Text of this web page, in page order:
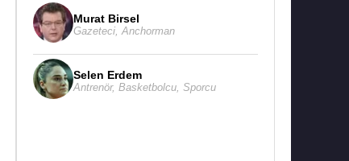
Murat Birsel
Gazeteci Anchorman
Selen Erdem
Antrenör, Basketbolcu Sporcu